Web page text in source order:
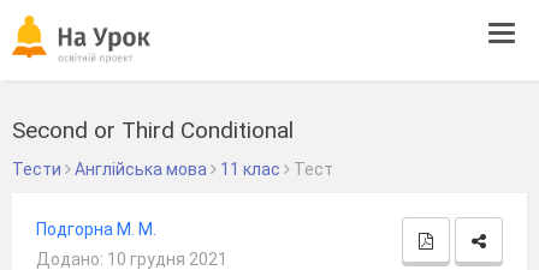
Second or Third Conditional
Тести Англійська мова 11 клас Тест
Подгорна М. М.
Додано: 10 грудня 2021